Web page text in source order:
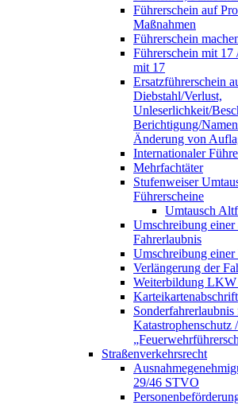
Führerschein auf
Maßnahmen
Führerschein
Führerschein mit 17
mit 17
Ersatzführerschein
Diebstahl/Verlust,
Unleserlichkeit/
Berichtigung/
Änderung von
Internationaler
Mehrfachtäter
Stufenweiser
Führerscheine
Umtausch
Umschreibung einer
Fahrerlaubnis
Umschreibung
Verlängerung der
Weiterbildung LKW
Karteikartenabschrift
Sonderfahrerlaubnis
Katastrophenschutz /
Straßenverkehrsrecht
29/46 STVO